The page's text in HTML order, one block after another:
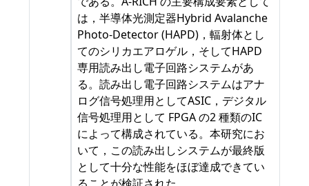
は，半導体光測定器Hybrid Avalanche
Photo-Detector (HAPD)，輻射体とし
てのシリカエアロゲル，そしてHAPD
専用読み出し電子回路システムがあ
る。読み出し電子回路システムはアナ
ログ信号処理用としてASIC，デジタル
信号処理用として FPGA の2 種類のIC
によって構成されている。本研究にお
いて，この読み出しシステムが最終版
として十分な性能をほぼ達成できてい